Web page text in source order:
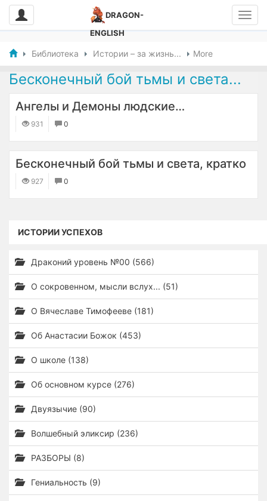
DRAGON-
ENGLISH
Библиотека Истории – за жизнь... More
Бесконечный бой тьмы и света...
Ангелы и Демоны людские…
931 0
Бесконечный бой тьмы и света, кратко
927 0
ИСТОРИИ УСПЕХОВ
Драконий уровень №00 (566)
О сокровенном, мысли вслух... (51)
О Вячеславе Тимофееве (181)
Об Анастасии Божок (453)
О школе (138)
Об основном курсе (276)
Двуязычие (90)
Волшебный эликсир (236)
РАЗБОРЫ (8)
Гениальность (9)